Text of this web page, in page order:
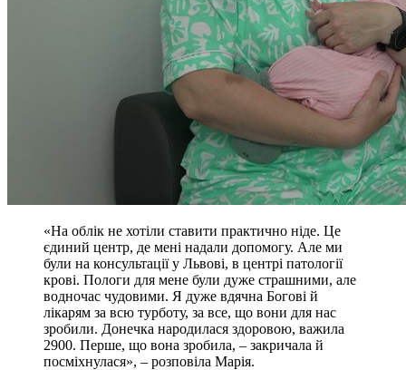
«На облік не хотіли ставити практично ніде. Це
єдиний центр, де мені надали допомогу. Але ми
були на консультації у Львові, в центрі патології
крові. Пологи для мене були дуже страшними, але
водночас чудовими. Я дуже вдячна Богові й
лікарям за всю турботу, за все, що вони для нас
зробили. Донечка народилася здоровою, важила
2900. Перше, що вона зробила, – закричала й
посміхнулася», – розповіла Марія.